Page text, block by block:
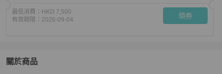
最低消費： HKD 7,500
有效期限： 2026-09-04 領券
關於商品